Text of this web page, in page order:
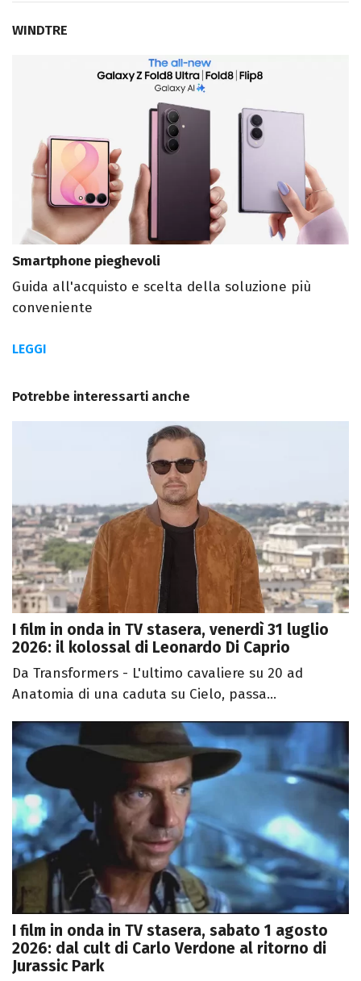
WINDTRE
Smartphone pieghevoli
Guida all'acquisto e scelta della soluzione più
conveniente
LEGGI
Potrebbe interessarti anche
I film in onda in TV stasera, venerdì 31 luglio
2026: il kolossal di Leonardo Di Caprio
Da Transformers - L'ultimo cavaliere su 20 ad
Anatomia di una caduta su Cielo, passa...
I film in onda in TV stasera, sabato 1 agosto
2026: dal cult di Carlo Verdone al ritorno di
Jurassic Park